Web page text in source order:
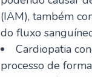
(IAM), também
do fluxo
Cardiopatia
processo de